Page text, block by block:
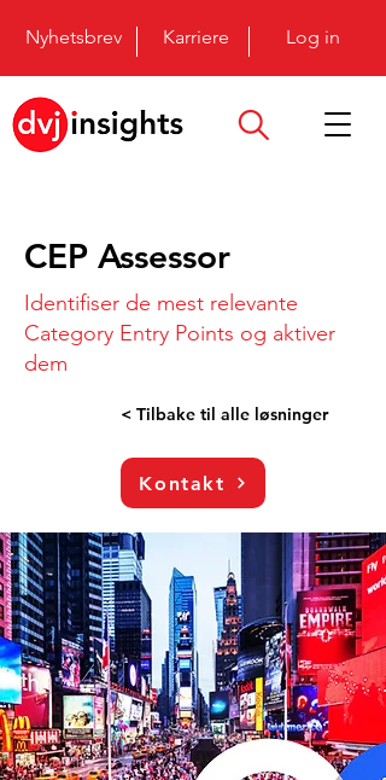
Nyhetsbrev Karriere Log in
CEP Assessor
Identifiser de mest relevante
Category Entry Points og aktiver
dem
< Tilbake til alle løsninger
Kontakt